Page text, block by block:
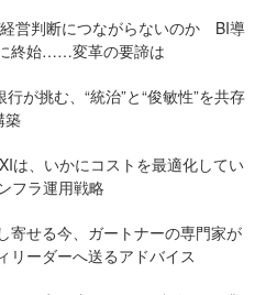
営判断につながらないのか BI導
終始……変革の要諦は
が挑む、“統治”と“俊敏性”を共存
築
は、いかにコストを最適化してい
フラ運用戦略
寄せる今、ガートナーの専門家が
リーダーへ送るアドバイス